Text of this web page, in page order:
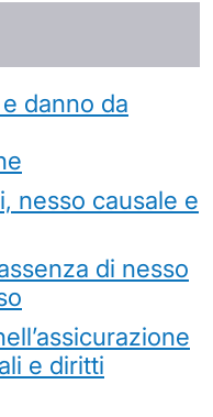
danno da
nesso causale e
di nesso
e diritti